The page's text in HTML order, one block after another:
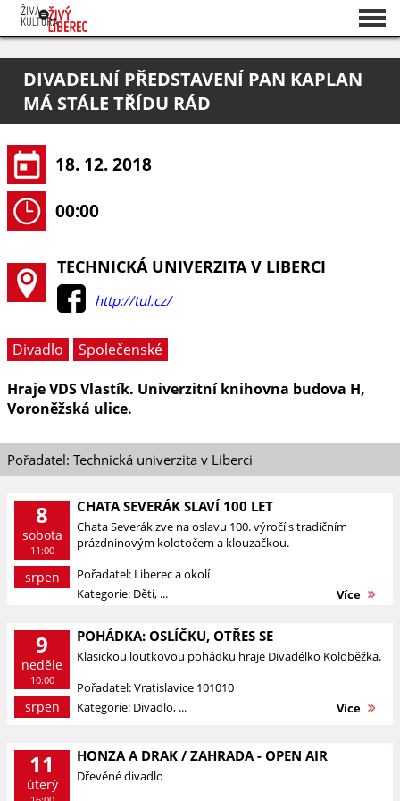
O projektu
Pořadatelé
DIVADELNÍ PŘEDSTAVENÍ PAN KAPLAN
MÁ STÁLE TŘÍDU RÁD
18. 12. 2018
00:00
TECHNICKÁ UNIVERZITA V LIBERCI
http://tul.cz/
Divadlo
Společenské
Hraje VDS Vlastík. Univerzitní knihovna budova H,
Voroněžská ulice.
Pořadatel: Technická univerzita v Liberci
8
sobota
11:00
srpen
CHATA SEVERÁK SLAVÍ 100 LET
Chata Severák zve na oslavu 100. výročí s tradičním
prázdninovým kolotočem a klouzačkou.
Pořadatel: Liberec a okolí
Kategorie: Děti, ...
Více
9
neděle
10:00
srpen
POHÁDKA: OSLÍČKU, OTŘES SE
Klasickou loutkovou pohádku hraje Divadélko Koloběžka.
Pořadatel: Vratislavice 101010
Kategorie: Divadlo, ...
Více
11
úterý
HONZA A DRAK / ZAHRADA - OPEN AIR
Dřevěné divadlo